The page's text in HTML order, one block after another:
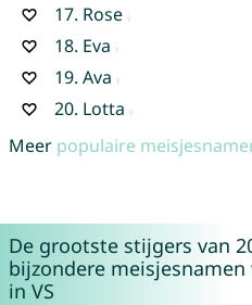
17. Rose
18. Eva
19. Ava
20. Lotta
Meer populaire
De grootste stijgers van
bijzondere
in VS